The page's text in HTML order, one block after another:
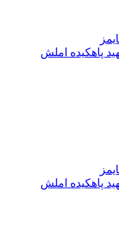
پاهکیده املش
اول + دوم + سوم +
+ لوکیشن + +
دولتی + گیلان +
+ تایمز +
پاهکیده املش